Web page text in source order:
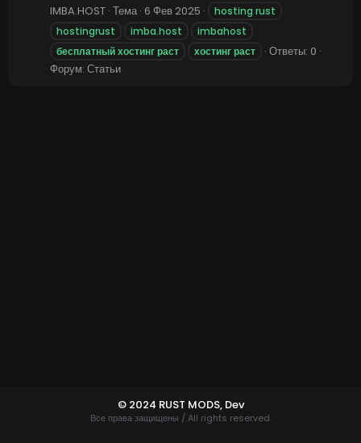
IMBA.HOST Тема 6 Фев 2025
hosting rust
hostingrust
imba.host
imbahost
бесплатныйхостинграст хостинграст
Ответы: 0
Форум: Статьи
© 2024 RUST MODS, Dev
Все права защищены / All rights reserved.